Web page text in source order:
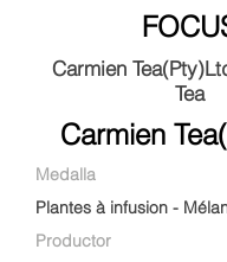
Carmien
Tea
Carmien
Medalla
Plantes à infusion -
Productor